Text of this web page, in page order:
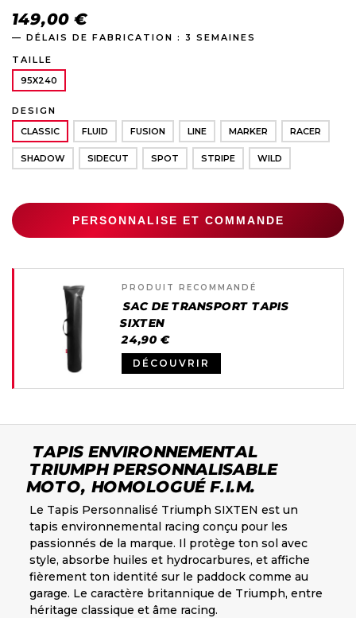
149,00 €
— DÉLAIS DE FABRICATION : 3 SEMAINES
TAILLE
95X240
DESIGN
CLASSIC
FLUID FUSION LINE MARKER RACER
SHADOW SIDECUT SPOT STRIPE WILD
PERSONNALISE ET COMMANDE
PRODUIT RECOMMANDÉ
SAC DE TRANSPORT TAPIS
SIXTEN
24,90 €
DÉCOUVRIR
TAPIS ENVIRONNEMENTAL
TRIUMPH PERSONNALISABLE
MOTO, HOMOLOGUÉ F.I.M.
Le Tapis Personnalisé Triumph SIXTEN est un
tapis environnemental racing conçu pour les
passionnés de la marque. Il protège ton sol avec
style, absorbe huiles et hydrocarbures, et affiche
fièrement ton identité sur le paddock comme au
garage. Le caractère britannique de Triumph, entre
héritage classique et âme racing.